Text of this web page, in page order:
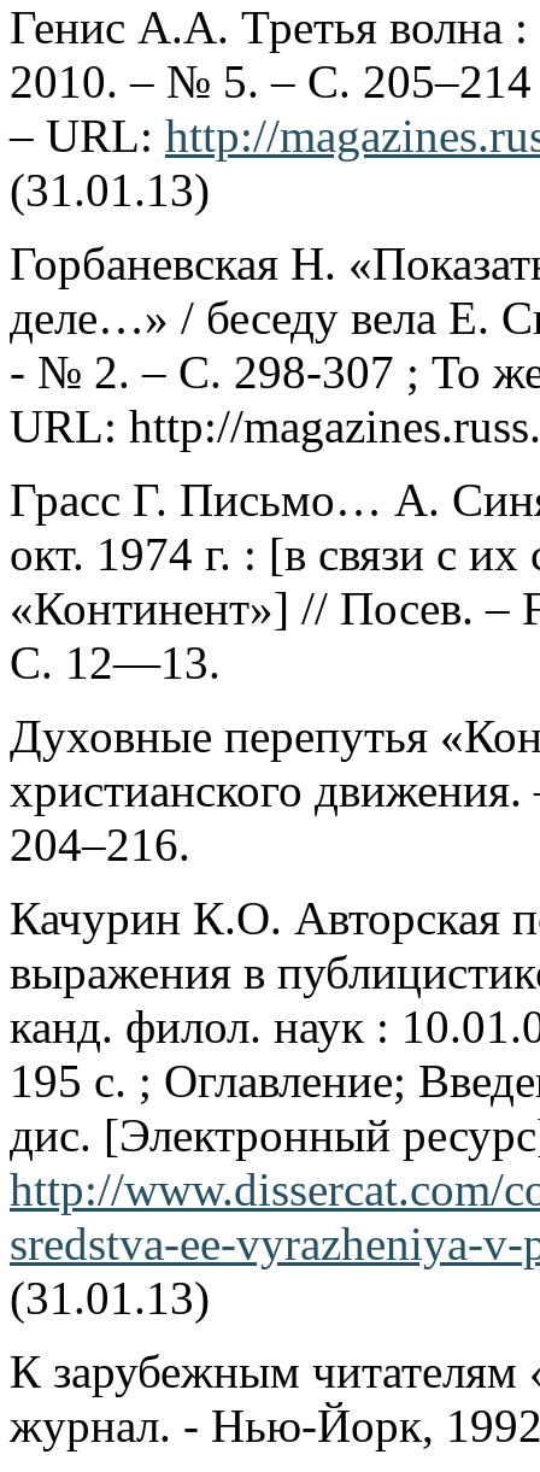
Генис А.А. Третья волна
2010. – № 5. – С.
– URL: http://
(31.01.13)
Горбаневская Н.
деле…» / беседу вела Е.
- № 2. – С. 298-307 ; То
URL: http://
Грасс Г. Письмо… А.
окт. 1974 г. : [в связи с
«Континент»] // Посев.
С. 12—13.
Духовные перепутья
христианского
204–216.
Качурин К.О. Авторская
выражения в
канд. филол. наук :
195 с. ; Оглавление;
дис. [Электронный
http://www.dissercat.com/
sredstva-ee-vyrazheniya-
(31.01.13)
К зарубежным
журнал. - Нью-Йорк,